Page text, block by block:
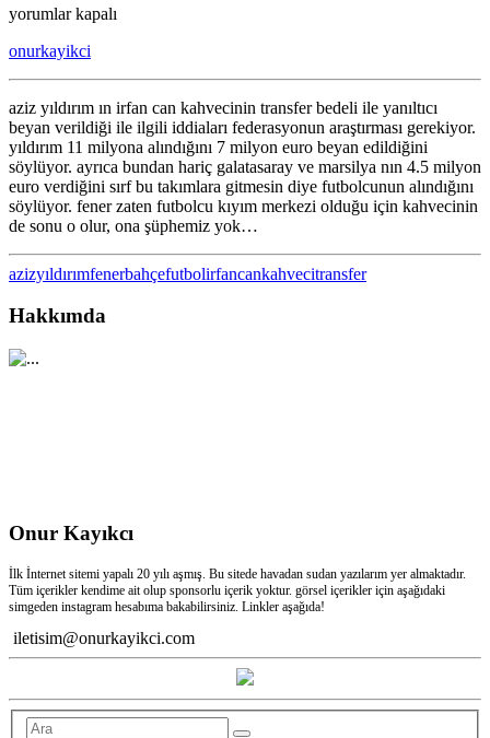
Aziz
iddiaları
yorumlar kapalı
onurkayikci
aziz yıldırım ın irfan can kahvecinin transfer bedeli ile yanıltıcı
beyan verildiği ile ilgili iddiaları federasyonun araştırması gerekiyor.
yıldırım 11 milyona alındığını 7 milyon euro beyan edildiğini
söylüyor. ayrıca bundan hariç galatasaray ve marsilya nın 4.5 milyon
euro verdiğini sırf bu takımlara gitmesin diye futbolcunun alındığını
söylüyor. fener zaten futbolcu kıyım merkezi olduğu için kahvecinin
de sonu o olur, ona şüphemiz yok…
azizyıldırımfenerbahçefutbolirfancankahvecitransfer
Hakkımda
Onur Kayıkcı
İlk İnternet sitemi yapalı 20 yılı aşmış. Bu sitede havadan sudan yazılarım yer almaktadır.
Tüm içerikler kendime ait olup sponsorlu içerik yoktur. görsel içerikler için aşağıdaki
simgeden instagram hesabıma bakabilirsiniz. Linkler aşağıda!
iletisim@onurkayikci.com